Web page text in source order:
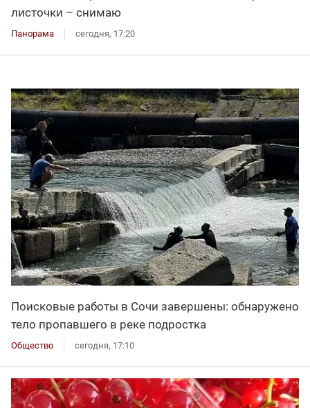
листочки – снимаю
Панорама сегодня, 17:20
Поисковые работы в Сочи завершены: обнаружено
тело пропавшего в реке подростка
Общество сегодня, 17:10